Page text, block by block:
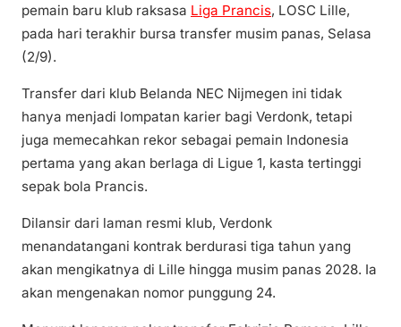
pemain baru klub raksasa Liga Prancis, LOSC Lille,
pada hari terakhir bursa transfer musim panas, Selasa
(2/9).
Transfer dari klub Belanda NEC Nijmegen ini tidak
hanya menjadi lompatan karier bagi Verdonk, tetapi
juga memecahkan rekor sebagai pemain Indonesia
pertama yang akan berlaga di Ligue 1, kasta tertinggi
sepak bola Prancis.
Dilansir dari laman resmi klub, Verdonk
menandatangani kontrak berdurasi tiga tahun yang
akan mengikatnya di Lille hingga musim panas 2028. Ia
akan mengenakan nomor punggung 24.